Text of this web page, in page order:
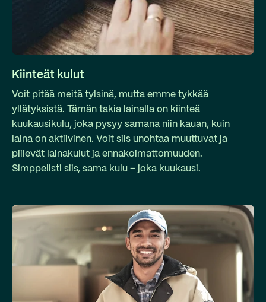
Kiinteät kulut
Voit pitää meitä tylsinä, mutta emme tykkää
yllätyksistä. Tämän takia lainalla on kiinteä
kuukausikulu, joka pysyy samana niin kauan, kuin
laina on aktiivinen. Voit siis unohtaa muuttuvat ja
piilevät lainakulut ja ennakoimattomuuden.
Simppelisti siis, sama kulu – joka kuukausi.